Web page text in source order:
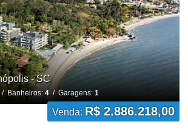
- SC
Banheiros:4/ Garagens: 1
Venda: R$ 2.886.218,00